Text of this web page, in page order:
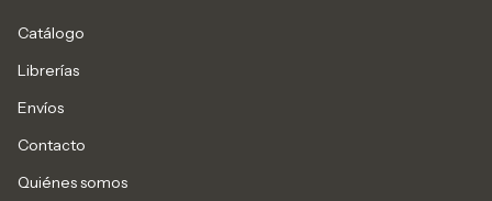
Catálogo
Librerías
Envíos
Contacto
Quiénes somos